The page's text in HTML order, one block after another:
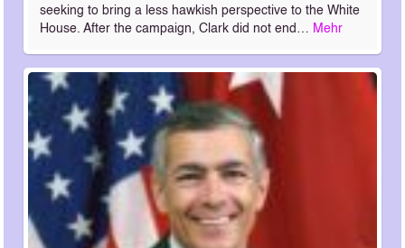
seeking to bring a less hawkish perspective to the White
House. After the campaign, Clark did not end… Mehr